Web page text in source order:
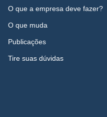
O que a empresa deve fazer?
O que muda
Publicações
Tire suas dúvidas